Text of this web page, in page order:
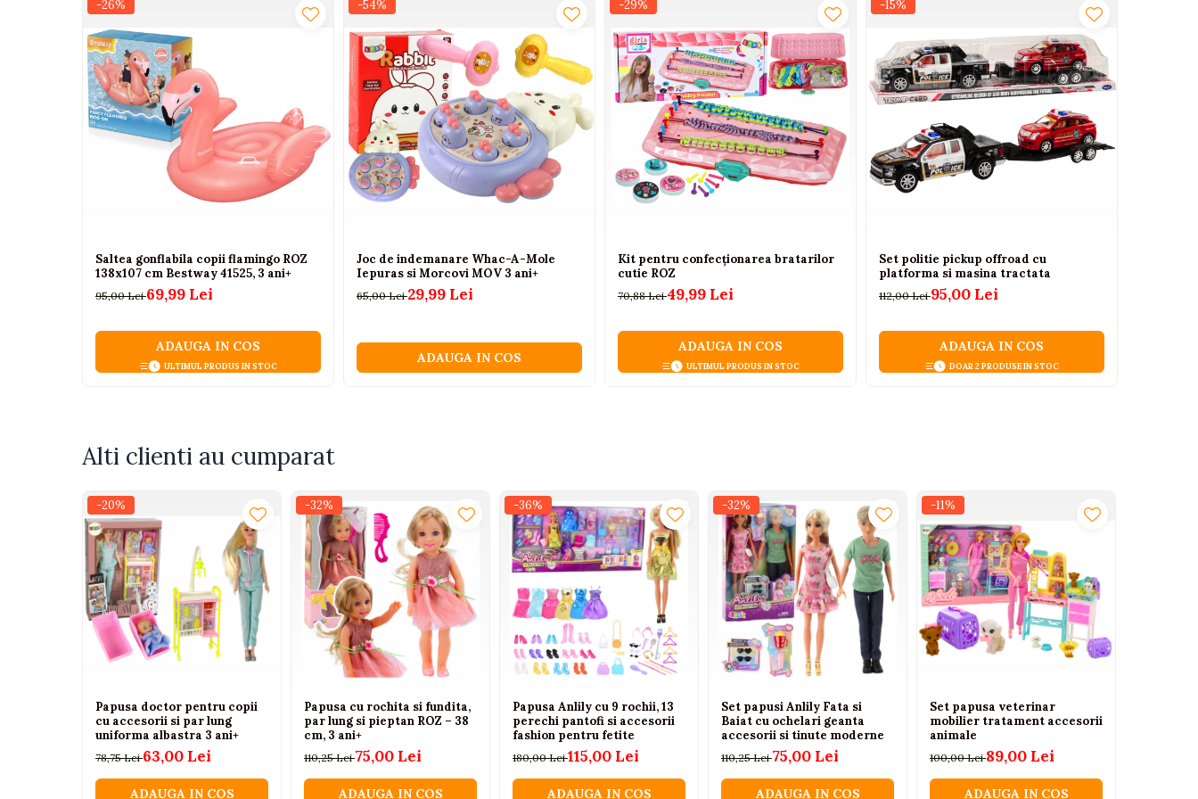
Camioane electrice
Imbracaminte
Seturi copii si bebelusi
Salopete bebe
Treninguri copii
Baia bebelusului
Bebe la masa
Scaune de masa
Accesorii pentru hranire
Seturi de hranire
Cani, pahare si accesorii
Incalzitoare pentru biberoane si
-26%
Saltea gonflabila copii flamingo ROZ
138x107 cm Bestway 41525, 3 ani+
95,00 Lei69,99 Lei
ADAUGA IN COS
ULTIMUL PRODUS IN STOC
-54%
Joc de indemanare Whac-A-Mole
Iepuras si Morcovi MOV 3 ani+
65,00 Lei29,99 Lei
ADAUGA IN COS
-29%
Kit pentru confecționarea bratarilor
cutie ROZ
70,88 Lei49,99 Lei
ADAUGA IN COS
ULTIMUL PRODUS IN STOC
-15%
Set politie pickup offroad cu
platforma si masina tractata
112,00 Lei95,00 Lei
ADAUGA IN COS
DOAR 2 PRODUSE IN STOC
Alti clienti au cumparat
-20%
Papusa doctor pentru copii
cu accesorii si par lung
uniforma albastra 3 ani+
78,75 Lei63,00 Lei
ADAUGA IN COS
-32%
Papusa cu rochita si fundita,
par lung si pieptan ROZ – 38
cm, 3 ani+
110,25 Lei75,00 Lei
ADAUGA IN COS
-36%
Papusa Anlily cu 9 rochii, 13
perechi pantofi si accesorii
fashion pentru fetite
180,00 Lei115,00 Lei
ADAUGA IN COS
-32%
Set papusi Anlily Fata si
Baiat cu ochelari geanta
accesorii si tinute moderne
110,25 Lei75,00 Lei
ADAUGA IN COS
-11%
Set papusa veterinar
mobilier tratament accesorii
animale
100,00 Lei89,00 Lei
ADAUGA IN COS